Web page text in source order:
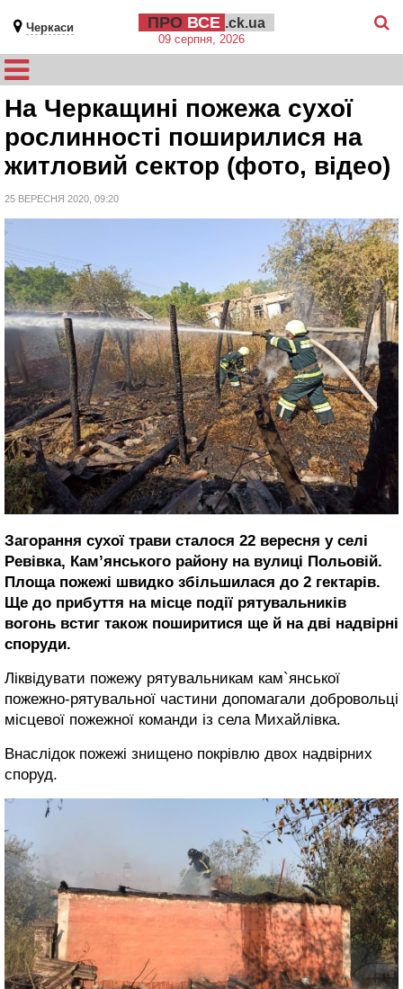
Черкаси ПРО ВСЕ .ck.ua
09 серпня, 2026
На Черкащині пожежа сухої
рослинності поширилися на
житловий сектор (фото, відео)
25 ВЕРЕСНЯ 2020, 09:20
Загорання сухої трави сталося 22 вересня у селі
Ревівка, Кам’янського району на вулиці Польовій.
Площа пожежі швидко збільшилася до 2 гектарів.
Ще до прибуття на місце події рятувальників
вогонь встиг також поширитися ще й на дві надвірні
споруди.
Ліквідувати пожежу рятувальникам кам`янської
пожежно-рятувальної частини допомагали добровольці
місцевої пожежної команди із села Михайлівка.
Внаслідок пожежі знищено покрівлю двох надвірних
споруд.